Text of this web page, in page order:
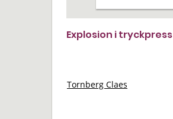
Explosion i tryckpress
Tornberg Claes